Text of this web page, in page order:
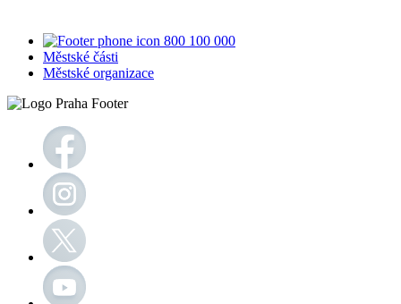
800 100 000
Městské části
Městské organizace